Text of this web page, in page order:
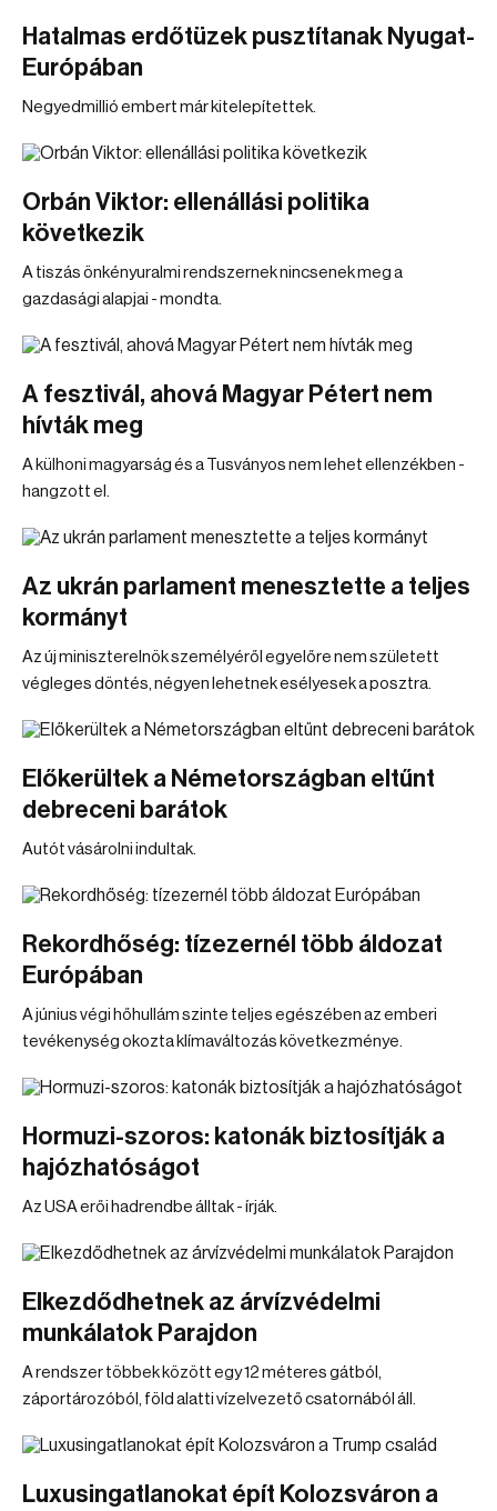
Hatalmas erdőtüzek pusztítanak Nyugat-
Európában
Negyedmillió embert már kitelepítettek.
Orbán Viktor: ellenállási politika
következik
A tiszás önkényuralmi rendszernek nincsenek meg a
gazdasági alapjai - mondta.
A fesztivál, ahová Magyar Pétert nem
hívták meg
A külhoni magyarság és a Tusványos nem lehet ellenzékben -
hangzott el.
Az ukrán parlament menesztette a teljes
kormányt
Az új miniszterelnök személyéről egyelőre nem született
végleges döntés, négyen lehetnek esélyesek a posztra.
Előkerültek a Németországban eltűnt
debreceni barátok
Autót vásárolni indultak.
Rekordhőség: tízezernél több áldozat
Európában
A június végi hőhullám szinte teljes egészében az emberi
tevékenység okozta klímaváltozás következménye.
Hormuzi-szoros: katonák biztosítják a
hajózhatóságot
Az USA erői hadrendbe álltak - írják.
Elkezdődhetnek az árvízvédelmi
munkálatok Parajdon
A rendszer többek között egy 12 méteres gátból,
záportározóból, föld alatti vízelvezető csatornából áll.
Luxusingatlanokat épít Kolozsváron a